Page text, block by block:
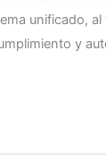
unificado, al
y